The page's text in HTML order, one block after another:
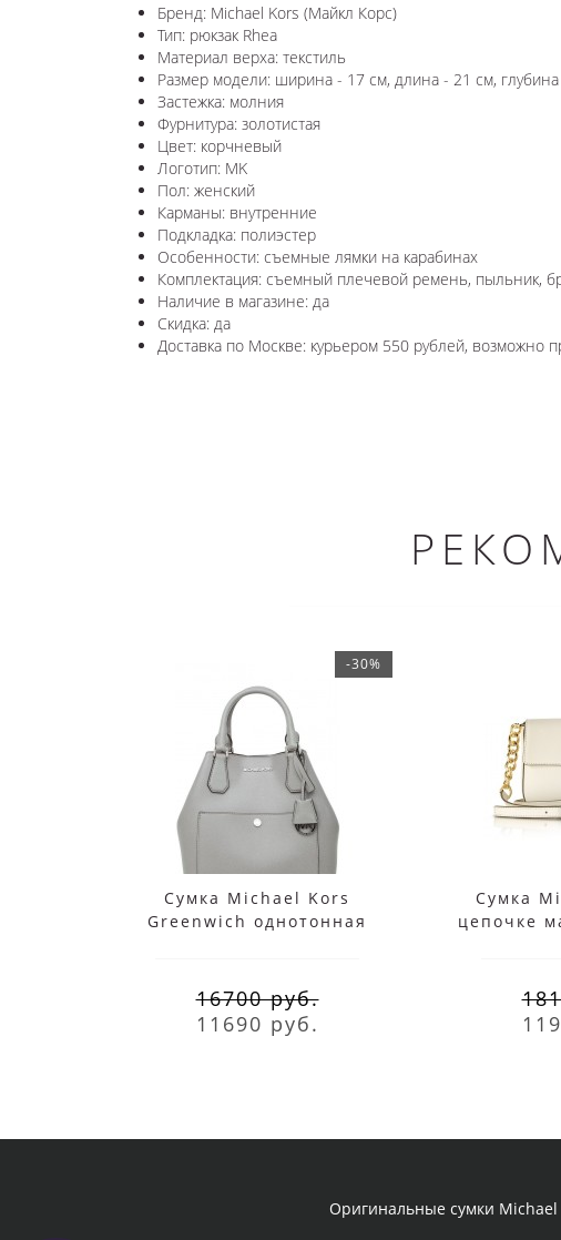
Бренд: Michael Kors (Майкл Корс)
Тип: рюкзак Rhea
Материал верха: текстиль
Размер модели: ширина - 17 см, длина - 21 см,
Застежка: молния
Фурнитура: золотистая
Цвет: корчневый
Логотип: MK
Пол: женский
Карманы: внутренние
Подкладка: полиэстер
Особенности: съемные лямки на карабинах
Комплектация: съемный плечевой ремень, пыльник,
Наличие в магазине: да
Скидка: да
Доставка по Москве: курьером 550 рублей, возможно
-30%
Сумка Michael Kors
Greenwich однотонная
16700 руб.
11690 руб.
Сумка
цепочке
Оригинальные сумки Michael